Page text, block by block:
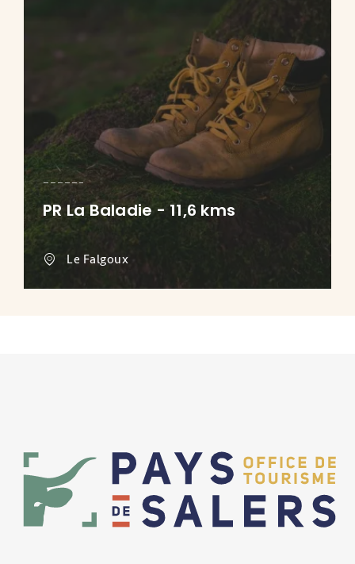
PR La Baladie - 11,6 kms
Le Falgoux